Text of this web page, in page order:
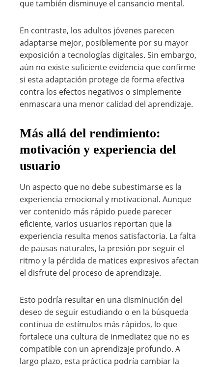
que también disminuye el cansancio mental.
En contraste, los adultos jóvenes parecen
adaptarse mejor, posiblemente por su mayor
exposición a tecnologías digitales. Sin embargo,
aún no existe suficiente evidencia que confirme
si esta adaptación protege de forma efectiva
contra los efectos negativos o simplemente
enmascara una menor calidad del aprendizaje.
Más allá del rendimiento:
motivación y experiencia del
usuario
Un aspecto que no debe subestimarse es la
experiencia emocional y motivacional. Aunque
ver contenido más rápido puede parecer
eficiente, varios usuarios reportan que la
experiencia resulta menos satisfactoria. La falta
de pausas naturales, la presión por seguir el
ritmo y la pérdida de matices expresivos afectan
el disfrute del proceso de aprendizaje.
Esto podría resultar en una disminución del
deseo de seguir estudiando o en la búsqueda
continua de estímulos más rápidos, lo que
fortalece una cultura de inmediatez que no es
compatible con un aprendizaje profundo. A
largo plazo, esta práctica podría cambiar la